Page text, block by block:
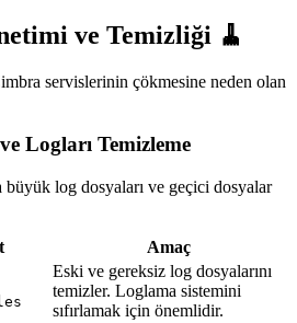
ve Temizliği 🧹
servislerinin çökmesine neden olan
Logları Temizleme
büyük log dosyaları ve geçici dosyalar
Amaç
Eski ve gereksiz log dosyalarını
temizler. Loglama sistemini
sıfırlamak için önemlidir.